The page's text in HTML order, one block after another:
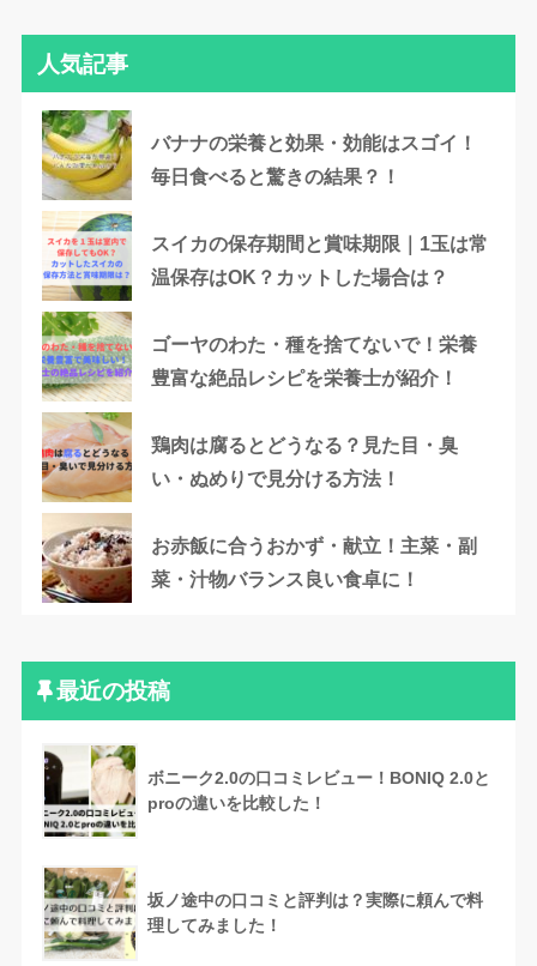
人気記事
バナナの栄養と効果・効能はスゴイ！
毎日食べると驚きの結果？！
スイカの保存期間と賞味期限｜1玉は常
温保存はOK？カットした場合は？
ゴーヤのわた・種を捨てないで！栄養
豊富な絶品レシピを栄養士が紹介！
鶏肉は腐るとどうなる？見た目・臭
い・ぬめりで見分ける方法！
お赤飯に合うおかず・献立！主菜・副
菜・汁物バランス良い食卓に！
最近の投稿
ボニーク2.0の口コミレビュー！BONIQ 2.0と
proの違いを比較した！
坂ノ途中の口コミと評判は？実際に頼んで料
理してみました！